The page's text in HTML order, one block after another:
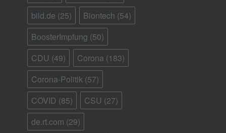
bild.de (25) Biontech (54)
BoosterImpfung (50)
CDU (49) Corona (183)
Corona-Politik (57)
COVID (85) CSU (27)
de.rt.com (29)